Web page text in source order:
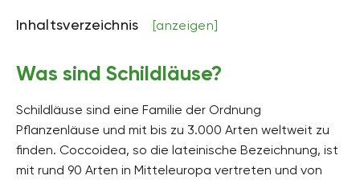
Inhaltsverzeichnis [anzeigen]
Was sind Schildläuse?
Schildläuse sind eine Familie der Ordnung
Pflanzenläuse und mit bis zu 3.000 Arten weltweit zu
finden. Coccoidea, so die lateinische Bezeichnung, ist
mit rund 90 Arten in Mitteleuropa vertreten und von